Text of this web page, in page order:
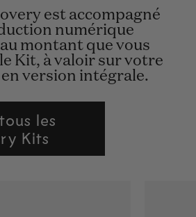
est accompagné
numérique
montant que vous
Kit, à valoir sur votre
version intégrale.
les
Kits